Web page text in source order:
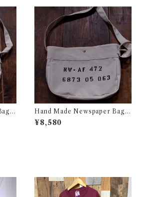
#
パ
Hand Made Newspaper Bag #
2 / ハンド メイド ニュースペーパ
ー バック
¥8,580